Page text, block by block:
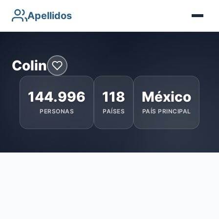
Apellidos
Colin
144.996
PERSONAS
118
PAÍSES
México
PAÍS PRINCIPAL